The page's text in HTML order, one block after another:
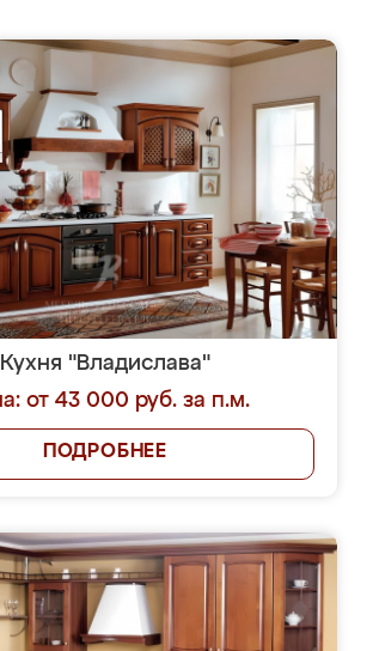
Кухня "Владислава"
от 43 000 руб. за п.м.
ПОДРОБНЕЕ